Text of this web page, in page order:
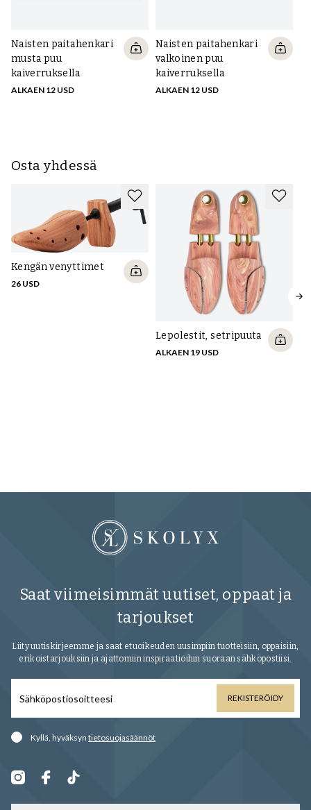
Naisten paitahenkari
musta puu
kaiverruksella
ALKAEN 12 USD
Naisten paitahenkari
valkoinen puu
kaiverruksella
ALKAEN 12 USD
Osta yhdessä
Kengän venyttimet
26 USD
Lepolestit, setripuuta
ALKAEN 19 USD
Saat viimeisimmät uutiset, oppaat ja
tarjoukset
Liity uutiskirjeemme ja saat etuoikeuden uusimpiin tuotteisiin, oppaisiin,
erikoistarjouksiin ja ajattomiin inspiraatioihin suoraan sähköpostiisi.
REKISTERÖIDY
Kyllä, hyväksyn tietosuojasäännöt